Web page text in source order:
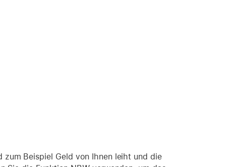
zum Beispiel Geld von Ihnen leiht und die